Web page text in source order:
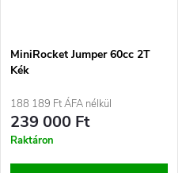
MiniRocket Jumper 60cc 2T
Kék
188 189 Ft ÁFA nélkül
239 000 Ft
Raktáron